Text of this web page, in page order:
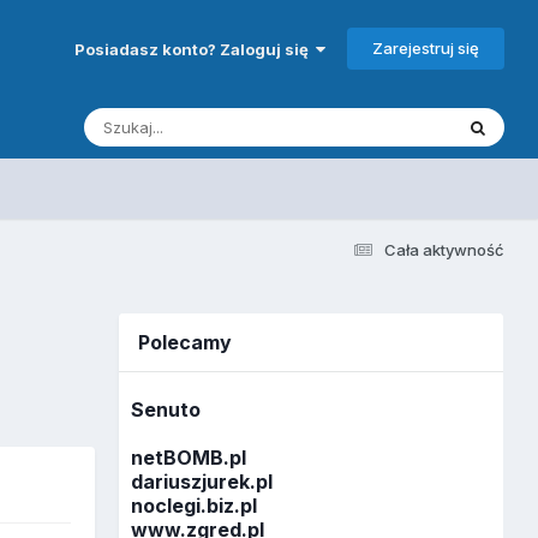
Posiadasz konto? Zaloguj się Zarejestruj się
Cała aktywność
Polecamy
Senuto
netBOMB.pl
dariuszjurek.pl
noclegi.biz.pl
www.zgred.pl